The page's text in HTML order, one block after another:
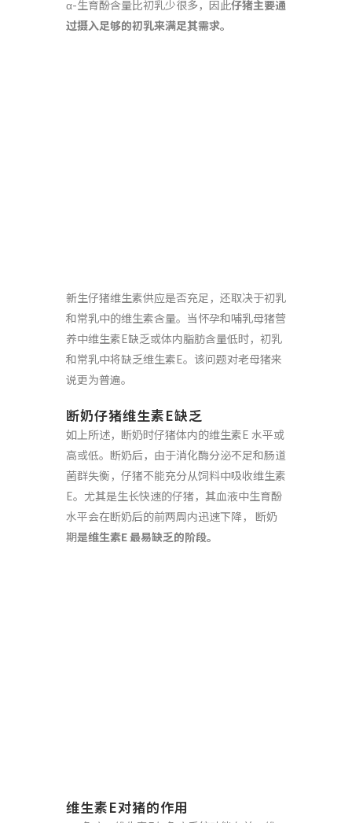
α-生育酚含量比初乳少很多，因此仔猪主要通
过摄入足够的初乳来满足其需求。
新生仔猪维生素供应是否充足，还取决于初乳
和常乳中的维生素含量。当怀孕和哺乳母猪营
养中维生素E缺乏或体内脂肪含量低时，初乳
和常乳中将缺乏维生素E。该问题对老母猪来
说更为普遍。
断奶仔猪维生素E缺乏
如上所述，断奶时仔猪体内的维生素E 水平或
高或低。断奶后，由于消化酶分泌不足和肠道
菌群失衡，仔猪不能充分从饲料中吸收维生素
E。尤其是生长快速的仔猪，其血液中生育酚
水平会在断奶后的前两周内迅速下降， 断奶
期是维生素E最易缺乏的阶段。
维生素E对猪的作用